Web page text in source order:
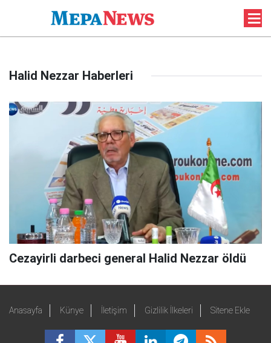
Halid Nezzar Haberleri
Cezayirli darbeci general Halid Nezzar öldü
Anasayfa Künye İletişim Gizlilik İlkeleri Sitene Ekle